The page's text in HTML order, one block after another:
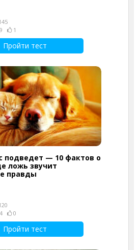
1
Пройти тест
подведет — 10 фактов о
ложь звучит
правды
0
Пройти тест